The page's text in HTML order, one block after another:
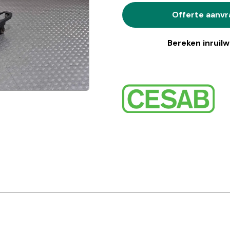
Offerte
Bereken